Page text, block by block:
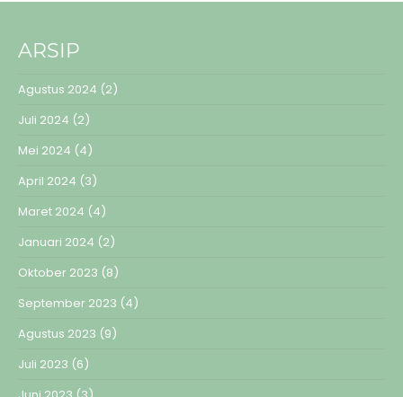
ARSIP
Agustus 2024 (2)
Juli 2024 (2)
Mei 2024 (4)
April 2024 (3)
Maret 2024 (4)
Januari 2024 (2)
Oktober 2023 (8)
September 2023 (4)
Agustus 2023 (9)
Juli 2023 (6)